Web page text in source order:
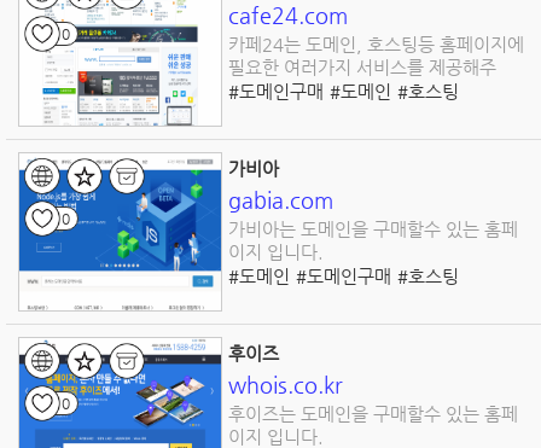
cafe24.com
카페24는 도메인, 호스팅등 홈페이지에
필요한 여러가지 서비스를 제공해주
#도메인구매 #도메인 #호스팅
0
가비아
gabia.com
가비아는 도메인을 구매할수 있는 홈페
이지 입니다.
#도메인 #도메인구매 #호스팅
0
후이즈
whois.co.kr
후이즈는 도메인을 구매할수 있는 홈페
이지 입니다.
0